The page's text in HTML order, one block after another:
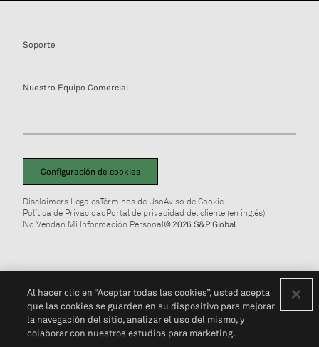
Soporte
Nuestro Equipo Comercial
Configuración de cookies
Disclaimers LegalesTérminos de UsoAviso de Cookie
Política de PrivacidadPortal de privacidad del cliente (en inglés)
No Vendan Mi Información Personal© 2026 S&P Global
Al hacer clic en “Aceptar todas las cookies”, usted acepta
que las cookies se guarden en su dispositivo para mejorar
la navegación del sitio, analizar el uso del mismo, y
colaborar con nuestros estudios para marketing.